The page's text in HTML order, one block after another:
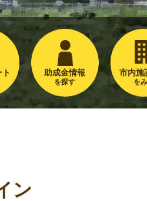
助成金情報
を探す
市内施
を
ン